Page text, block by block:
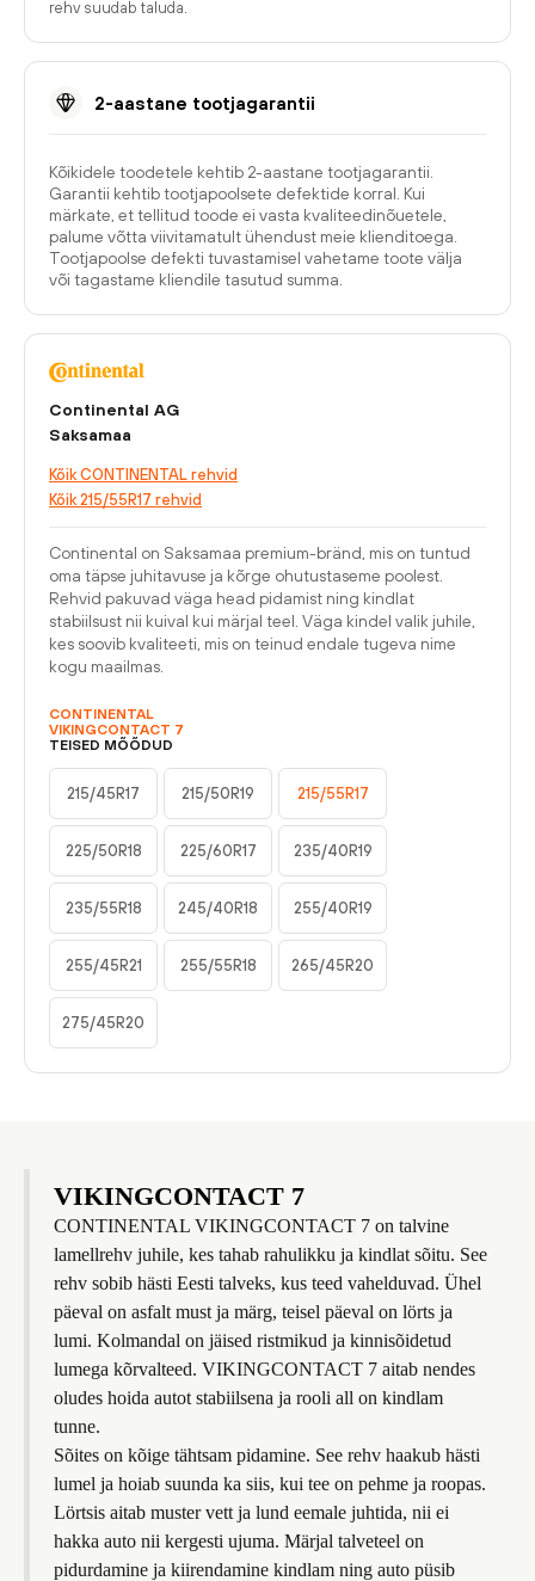
rehv suudab taluda.
2-aastane tootjagarantii
Kõikidele toodetele kehtib 2-aastane tootjagarantii.
Garantii kehtib tootjapoolsete defektide korral. Kui
märkate, et tellitud toode ei vasta kvaliteedinõuetele,
palume võtta viivitamatult ühendust meie klienditoega.
Tootjapoolse defekti tuvastamisel vahetame toote välja
või tagastame kliendile tasutud summa.
Continental AG
Saksamaa
Kõik CONTINENTAL rehvid
Kõik 215/55R17 rehvid
Continental on Saksamaa premium-bränd, mis on tuntud
oma täpse juhitavuse ja kõrge ohutustaseme poolest.
Rehvid pakuvad väga head pidamist ning kindlat
stabiilsust nii kuival kui märjal teel. Väga kindel valik juhile,
kes soovib kvaliteeti, mis on teinud endale tugeva nime
kogu maailmas.
CONTINENTAL
VIKINGCONTACT 7
TEISED MÕÕDUD
215/45R17 215/50R19 215/55R17
225/50R18 225/60R17 235/40R19
235/55R18 245/40R18 255/40R19
255/45R21 255/55R18 265/45R20
275/45R20
VIKINGCONTACT 7
CONTINENTAL VIKINGCONTACT 7 on talvine
lamellrehv juhile, kes tahab rahulikku ja kindlat sõitu. See
rehv sobib hästi Eesti talveks, kus teed vahelduvad. Ühel
päeval on asfalt must ja märg, teisel päeval on lörts ja
lumi. Kolmandal on jäised ristmikud ja kinnisõidetud
lumega kõrvalteed. VIKINGCONTACT 7 aitab nendes
oludes hoida autot stabiilsena ja rooli all on kindlam
tunne.
Sõites on kõige tähtsam pidamine. See rehv haakub hästi
lumel ja hoiab suunda ka siis, kui tee on pehme ja roopas.
Lörtsis aitab muster vett ja lund eemale juhtida, nii ei
hakka auto nii kergesti ujuma. Märjal talveteel on
pidurdamine ja kiirendamine kindlam ning auto püsib